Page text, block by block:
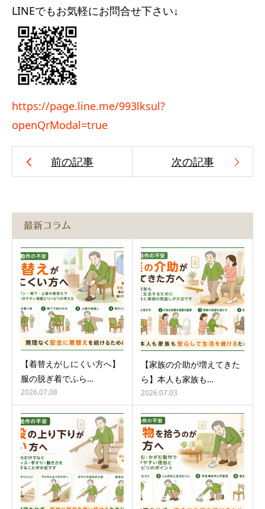
LINEでもお気軽にお問合せ下さい↓
https://page.line.me/993lksul?
openQrModal=true
前の記事 次の記事
最新コラム
【着替えがしにくい方へ】
服の脱ぎ着でふら…
2026.07.08
【家族の介助が増えてきた
ら】本人も家族も…
2026.07.03